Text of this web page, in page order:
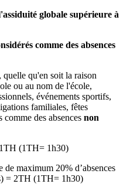
globale supérieure à
comme des absences
quelle qu'en soit la raison
ou au nom de l'école,
événements sportifs,
familiales, fêtes
comme des absences non
1TH (1TH= 1h30)
de maximum 20% d’absences
= 2TH (1TH= 1h30)